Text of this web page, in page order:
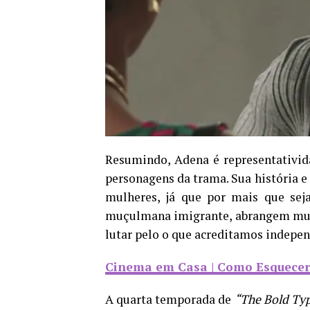
Resumindo, Adena é
personagens da trama. Sua história
mulheres, já que por mais que
muçulmana imigrante, abrangem
lutar pelo o que acreditamos
Cinema em Casa | Como
A quarta temporada de “The Bold